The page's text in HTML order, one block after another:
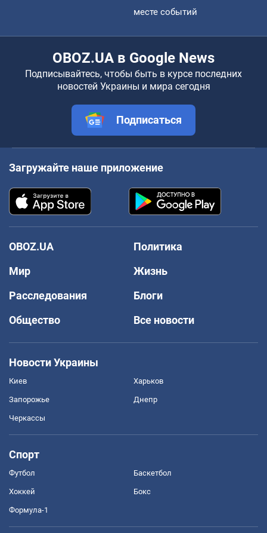
месте событий
OBOZ.UA в Google News
Подписывайтесь, чтобы быть в курсе последних
новостей Украины и мира сегодня
Подписаться
Загружайте наше приложение
OBOZ.UA
Политика
Мир
Жизнь
Расследования
Блоги
Общество
Все новости
Новости Украины
Киев Харьков
Запорожье Днепр
Черкассы
Спорт
Футбол Баскетбол
Хоккей Бокс
Формула-1